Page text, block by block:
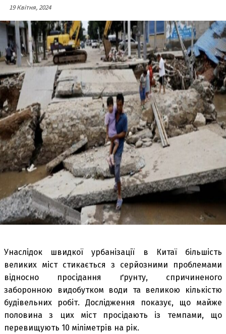
19 Квітня, 2024
Унаслідок швидкої урбанізації в Китаї більшість
великих міст стикається з серйозними проблемами
відносно просідання ґрунту, спричиненого
заборонною видобутком води та великою кількістю
будівельних робіт. Дослідження показує, що майже
половина з цих міст просідають із темпами, що
перевищують 10 міліметрів на рік.